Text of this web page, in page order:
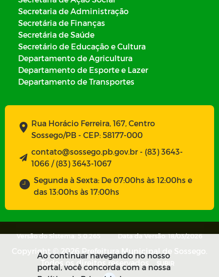
Secretaria de Administração
Secretária de Finanças
Secretária de Saúde
Secretário de Educação e Cultura
Departamento de Agricultura
Departamento de Esporte e Lazer
Departamento de Transportes
Rua Horácio Ferreira, 167, Centro
Sossego/PB - CEP: 58177-000
contato@sossego.pb.gov.br - (83) 3643-
1066 / (83) 3643-1067
Segunda à Sexta: De 07:00hs às 12:00hs e
das 13:00hs às 17:00hs
Versão do Sistema: 5.0.265 Data da Versão: 18/03/2026
Copyright © 2026 Prefeitura Municipal de Sossego.
Todos os direitos reservados.
SUBIR
Ao continuar navegando no nosso
portal, você concorda com a nossa